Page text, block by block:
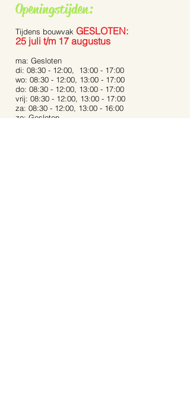
Openingstijden:
Tijdens bouwvak GESLOTEN:
25 juli t/m 17 augustus
ma: Gesloten
di: 08:30 - 12:00, 13:00 - 17:00
wo: 08:30 - 12:00, 13:00 - 17:00
do: 08:30 - 12:00, 13:00 - 17:00
vrij: 08:30 - 12:00, 13:00 - 17:00
za: 08:30 - 12:00, 13:00 - 16:00
zo: Gesloten